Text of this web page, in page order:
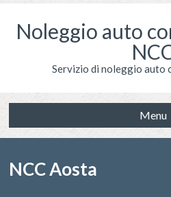
Noleggio auto
Servizio di noleggio auto
Menu
NCC Aosta